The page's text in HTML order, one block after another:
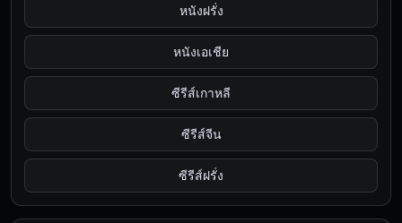
หนังฝรั่ง
หนังเอเชีย
ซีรีส์เกาหลี
ซีรีส์จีน
ซีรีส์ฝรั่ง